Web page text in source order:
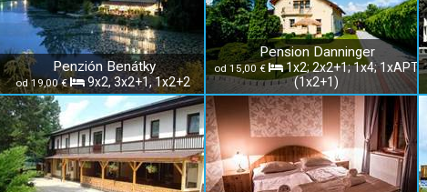
Penzión Benátky
od 19,00 € 9x2, 3x2+1, 1x2+2
Pension Danninger
od 15,00 €
1x2; 2x2+1; 1x4; 1xAPT
(1x2+1)